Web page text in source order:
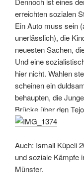
erreichten sozialen
Ein Auto muss sein
unerlässlich), die
neuesten Sachen,
Und eine
hier nicht. Wahlen
scheinen ein
behaupten, die
Brücke über den
Auch: Ismail Küpeli
und soziale Kämpfe
Münster.